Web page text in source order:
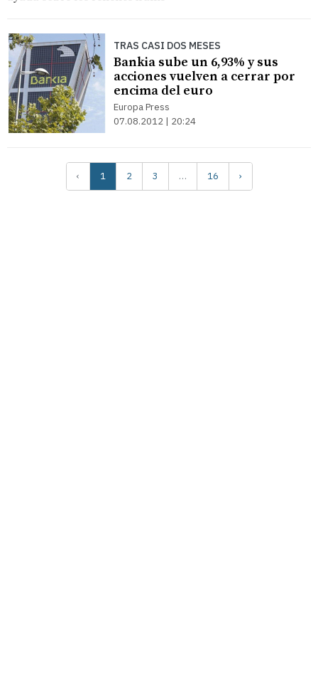
TRAS CASI DOS MESES
Bankia sube un 6,93% y sus
acciones vuelven a cerrar por
encima del euro
Europa Press
07.08.2012 | 20:24
‹ 1 2 3 … 16 ›